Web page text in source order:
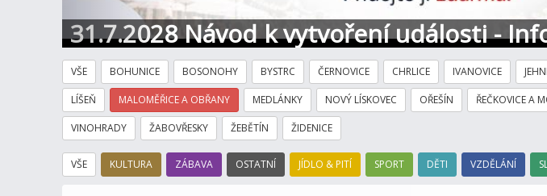
31.7.2028 Návod k vytvoření události -
VŠE BOHUNICE BOSONOHY BYSTRC ČERNOVICE CHRLICE IVANOVICE
LÍŠEŇ MALOMĚŘICE A OBŘANY MEDLÁNKY NOVÝ LÍSKOVEC OŘEŠÍN ŘEČKOVICE A
VINOHRADY ŽABOVŘESKY ŽEBĚTÍN ŽIDENICE
VŠE KULTURA ZÁBAVA OSTATNÍ JÍDLO & PITÍ SPORT DĚTI VZDĚLÁNÍ